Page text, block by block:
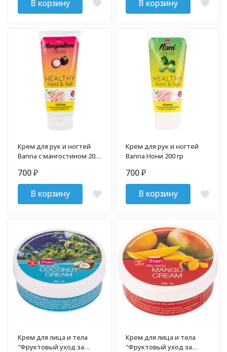
В корзину В корзину
Крем для рук и ногтей
Banna c мангостином 200
700₽
В корзину
Крем для рук и ногтей
Banna Нони 200 гр
700₽
В корзину
Крем для лица и тела
"Фруктовый уход за
Крем для лица и тела
"Фруктовый уход за